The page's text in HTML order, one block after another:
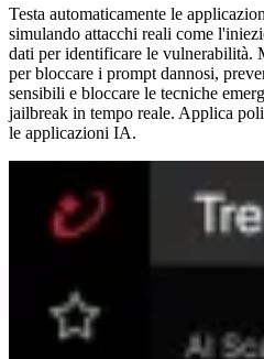
Testa automaticamente le
simulando attacchi reali come
dati per identificare le vulnerabilità.
per bloccare i prompt dannosi,
sensibili e bloccare le tecniche
jailbreak in tempo reale. Applica
le applicazioni IA.